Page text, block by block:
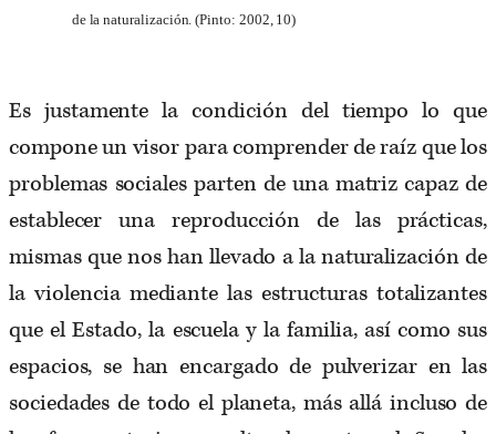
de la naturalización. (Pinto: 2002, 10)
Es justamente la condición del tiempo lo que
compone un visor para comprender de raíz que los
problemas sociales parten de una matriz capaz de
establecer una reproducción de las prácticas,
mismas que nos han llevado a la naturalización de
la violencia mediante las estructuras totalizantes
que el Estado, la escuela y la familia, así como sus
espacios, se han encargado de pulverizar en las
sociedades de todo el planeta, más allá incluso de